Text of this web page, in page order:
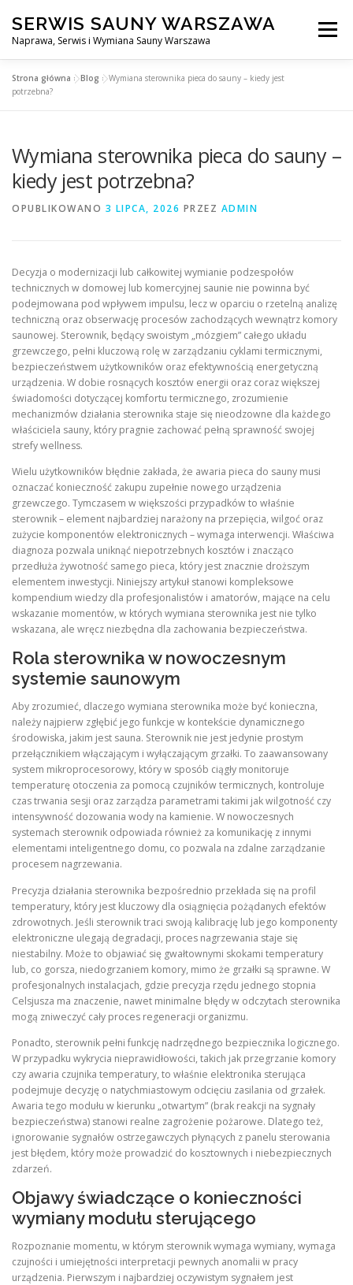
treści
SERWIS SAUNY WARSZAWA
Naprawa, Serwis i Wymiana Sauny Warszawa
Menu
SERWIS DO SAUNY WARSZAWA
Strona główna »Blog »Wymiana sterownika pieca do sauny – kiedy jest
potrzebna?
Wymiana sterownika pieca do sauny –
kiedy jest potrzebna?
OPUBLIKOWANO 3 LIPCA, 2026 PRZEZ ADMIN
Decyzja o modernizacji lub całkowitej wymianie podzespołów
technicznych w domowej lub komercyjnej saunie nie powinna być
podejmowana pod wpływem impulsu, lecz w oparciu o rzetelną analizę
techniczną oraz obserwację procesów zachodzących wewnątrz komory
saunowej. Sterownik, będący swoistym „mózgiem” całego układu
grzewczego, pełni kluczową rolę w zarządzaniu cyklami termicznymi,
bezpieczeństwem użytkowników oraz efektywnością energetyczną
urządzenia. W dobie rosnących kosztów energii oraz coraz większej
świadomości dotyczącej komfortu termicznego, zrozumienie
mechanizmów działania sterownika staje się nieodzowne dla każdego
właściciela sauny, który pragnie zachować pełną sprawność swojej
strefy wellness.
Wielu użytkowników błędnie zakłada, że awaria pieca do sauny musi
oznaczać konieczność zakupu zupełnie nowego urządzenia
grzewczego. Tymczasem w większości przypadków to właśnie
sterownik – element najbardziej narażony na przepięcia, wilgoć oraz
zużycie komponentów elektronicznych – wymaga interwencji. Właściwa
diagnoza pozwala uniknąć niepotrzebnych kosztów i znacząco
przedłuża żywotność samego pieca, który jest znacznie droższym
elementem inwestycji. Niniejszy artykuł stanowi kompleksowe
kompendium wiedzy dla profesjonalistów i amatorów, mające na celu
wskazanie momentów, w których wymiana sterownika jest nie tylko
wskazana, ale wręcz niezbędna dla zachowania bezpieczeństwa.
Rola sterownika w nowoczesnym
systemie saunowym
Aby zrozumieć, dlaczego wymiana sterownika może być konieczna,
należy najpierw zgłębić jego funkcje w kontekście dynamicznego
środowiska, jakim jest sauna. Sterownik nie jest jedynie prostym
przełącznikiem włączającym i wyłączającym grzałki. To zaawansowany
system mikroprocesorowy, który w sposób ciągły monitoruje
temperaturę otoczenia za pomocą czujników termicznych, kontroluje
czas trwania sesji oraz zarządza parametrami takimi jak wilgotność czy
intensywność dozowania wody na kamienie. W nowoczesnych
systemach sterownik odpowiada również za komunikację z innymi
elementami inteligentnego domu, co pozwala na zdalne zarządzanie
procesem nagrzewania.
Precyzja działania sterownika bezpośrednio przekłada się na profil
temperatury, który jest kluczowy dla osiągnięcia pożądanych efektów
zdrowotnych. Jeśli sterownik traci swoją kalibrację lub jego komponenty
elektroniczne ulegają degradacji, proces nagrzewania staje się
niestabilny. Może to objawiać się gwałtownymi skokami temperatury
lub, co gorsza, niedogrzaniem komory, mimo że grzałki są sprawne. W
profesjonalnych instalacjach, gdzie precyzja rzędu jednego stopnia
Celsjusza ma znaczenie, nawet minimalne błędy w odczytach sterownika
mogą zniweczyć cały proces regeneracji organizmu.
Ponadto, sterownik pełni funkcję nadrzędnego bezpiecznika logicznego.
W przypadku wykrycia nieprawidłowości, takich jak przegrzanie komory
czy awaria czujnika temperatury, to właśnie elektronika sterująca
podejmuje decyzję o natychmiastowym odcięciu zasilania od grzałek.
Awaria tego modułu w kierunku „otwartym” (brak reakcji na sygnały
bezpieczeństwa) stanowi realne zagrożenie pożarowe. Dlatego też,
ignorowanie sygnałów ostrzegawczych płynących z panelu sterowania
jest błędem, który może prowadzić do kosztownych i niebezpiecznych
zdarzeń.
Objawy świadczące o konieczności
wymiany modułu sterującego
Rozpoznanie momentu, w którym sterownik wymaga wymiany, wymaga
czujności i umiejętności interpretacji pewnych anomalii w pracy
urządzenia. Pierwszym i najbardziej oczywistym sygnałem jest